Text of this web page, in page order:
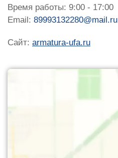
Время работы: 9:00 - 17:00
Email: 89993132280@mail.ru
Сайт: armatura-ufa.ru